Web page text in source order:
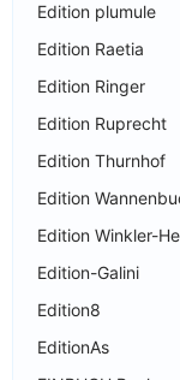
Edition plumule
Edition Raetia
Edition Ringer
Edition Ruprecht
Edition Thurnhof
Edition
Edition Winkler-
Edition-Galini
Edition8
EditionAs